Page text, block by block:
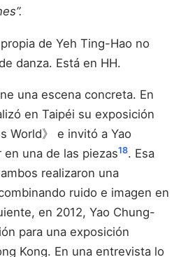
de Yeh Ting-Hao no
danza. Está en HH.
una escena concreta. En
en Taipéi su exposición
World》 e invitó a Yao
en una de las piezas18. Esa
realizaron una
ruido e imagen en
en 2012, Yao Chung-
para una exposición
Kong. En una entrevista lo